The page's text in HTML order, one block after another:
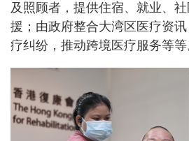
及照顾者，提供住宿、就业、
援；由政府整合大湾区医疗资
疗纠纷，推动跨境医疗服务等等